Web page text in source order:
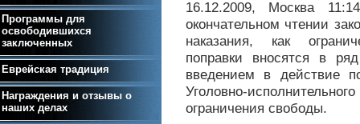
16.12.2009, Москва
окончательном чтении
наказания, как
поправки вносятся в
введением в действие
Уголовно-
ограничения свободы.
Программы для
освободившихся
заключенных
Еврейская традиция
Награждения и отзывы о
наших делах